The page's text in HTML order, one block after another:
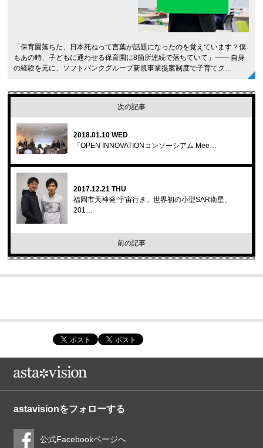
「保育園落ちた、日本死ねって言葉が話題になったのを覚えています？僕
もあの時、子どもに通わせる保育園に8箇所連続で落ちていて」―― 自身
の経験を元に、ソフトバンクグループ新規事業提案制度で子育てク…
次の記事
2018.01.10 WED
「OPEN INNOVATIONコンソーシアム Mee…
2017.12.21 THU
福岡市天神発-宇宙行き。世界初の小型SAR衛星、
201…
前の記事
astavisionをフォローする
公式Facebookページへ